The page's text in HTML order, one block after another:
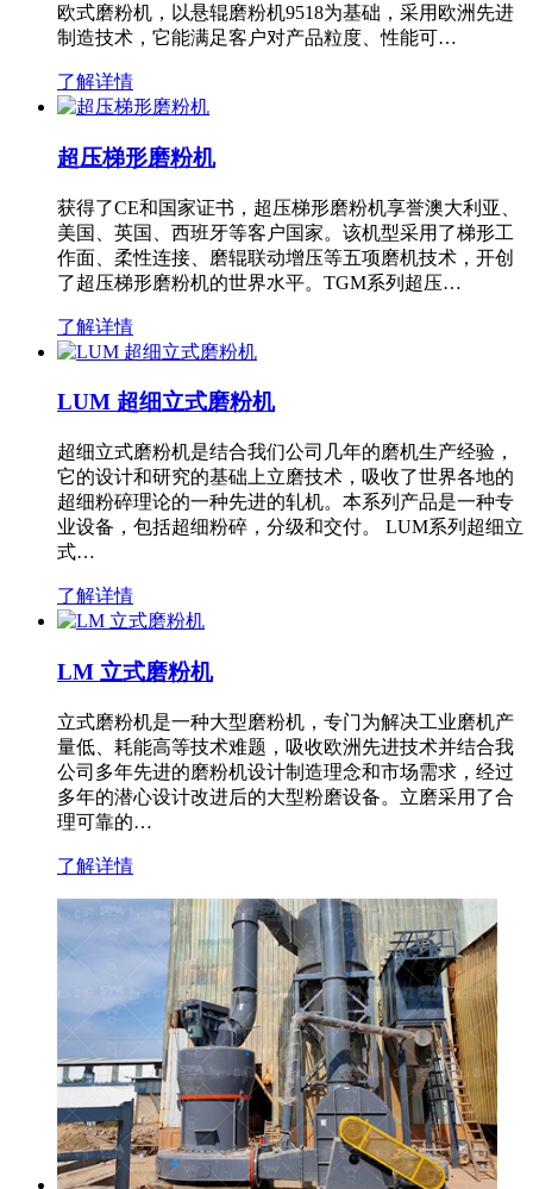
欧式磨粉机，以悬辊磨粉机9518为基础，采用欧洲先进
制造技术，它能满足客户对产品粒度、性能可…
了解详情
超压梯形磨粉机
获得了CE和国家证书，超压梯形磨粉机享誉澳大利亚、
美国、英国、西班牙等客户国家。该机型采用了梯形工
作面、柔性连接、磨辊联动增压等五项磨机技术，开创
了超压梯形磨粉机的世界水平。TGM系列超压…
了解详情
LUM 超细立式磨粉机
超细立式磨粉机是结合我们公司几年的磨机生产经验，
它的设计和研究的基础上立磨技术，吸收了世界各地的
超细粉碎理论的一种先进的轧机。本系列产品是一种专
业设备，包括超细粉碎，分级和交付。 LUM系列超细立
式…
了解详情
LM 立式磨粉机
立式磨粉机是一种大型磨粉机，专门为解决工业磨机产
量低、耗能高等技术难题，吸收欧洲先进技术并结合我
公司多年先进的磨粉机设计制造理念和市场需求，经过
多年的潜心设计改进后的大型粉磨设备。立磨采用了合
理可靠的…
了解详情